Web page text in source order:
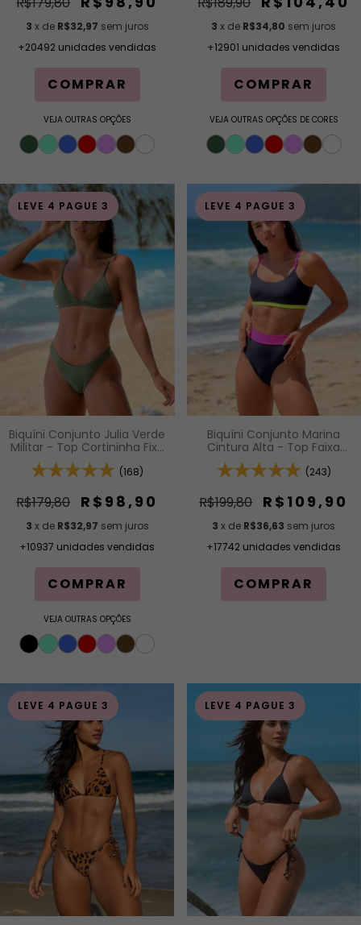
3 x de R$32,97 sem juros
+20492 unidades vendidas
COMPRAR
VEJA OUTRAS OPÇÕES
3 x de R$34,80 sem juros
+12901 unidades vendidas
COMPRAR
VEJA OUTRAS OPÇÕES DE CORES
LEVE 4 PAGUE 3
Biquíni Conjunto Julia Verde
Militar - Top Cortininha Fixa
com Bojo Removível e
Calcinha Asa Delta Fio
(168)
R$179,80 R$98,90
3 x de R$32,97 sem juros
+10937 unidades vendidas
COMPRAR
VEJA OUTRAS OPÇÕES
LEVE 4 PAGUE 3
Biquíni Conjunto Marina
Cintura Alta - Top Faixa
com Alças Fixas e Bojo
Removível e Calcinha
(243)
R$199,80 R$109,90
3 x de R$36,63 sem juros
+17742 unidades vendidas
COMPRAR
LEVE 4 PAGUE 3 LEVE 4 PAGUE 3